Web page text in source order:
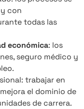
con
todas las
económica: los
seguro médico y
trabajar en
el dominio de
de carrera.